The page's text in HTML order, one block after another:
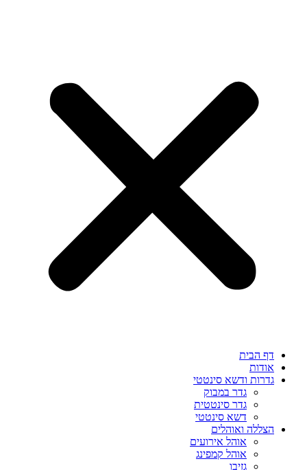
דף הבית
אודות
גדרות ודשא סינטטי
גדר במבוק
גדר סינטטית
דשא סינטטי
הצללה ואוהלים
אוהל אירועים
אוהל קמפינג
גזיבו